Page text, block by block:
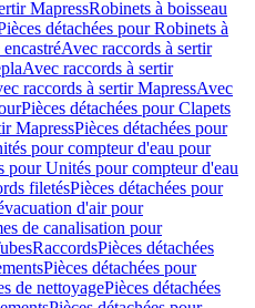
MapressRobinets à boisseau
détachées pour Robinets à
Avec raccords à sertir
Avec raccords à sertir
raccords à sertir MapressAvec
Pièces détachées pour Clapets
MapressPièces détachées pour
pour compteur d'eau pour
pour Unités pour compteur d'eau
filetésPièces détachées pour
d'air pour
de canalisation pour
RaccordsPièces détachées
Pièces détachées pour
de nettoyagePièces détachées